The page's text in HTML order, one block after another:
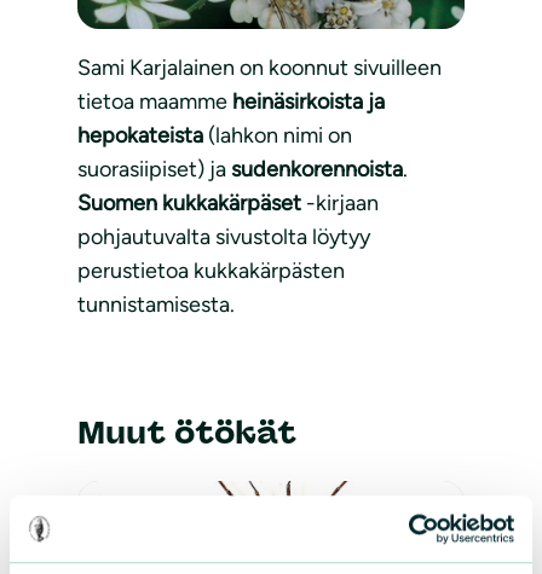
Sami Karjalainen on koonnut sivuilleen
tietoa maamme heinäsirkoista ja
hepokateista (lahkon nimi on
suorasiipiset) jasudenkorennoista.
Suomen kukkakärpäset -kirjaan
pohjautuvalta sivustolta löytyy
perustietoa kukkakärpästen
tunnistamisesta.
Muut ötökät